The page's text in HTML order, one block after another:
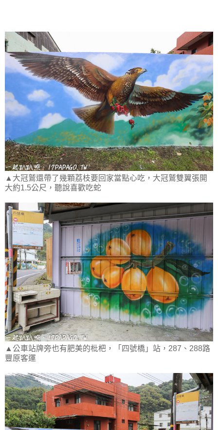
▲大冠鷲還帶了幾顆荔枝要回家當點心吃，大冠鷲雙翼張開
大約1.5公尺，聽說喜歡吃蛇
▲公車站牌旁也有肥美的枇杷，「四號橋」站，287、288路
豐原客運